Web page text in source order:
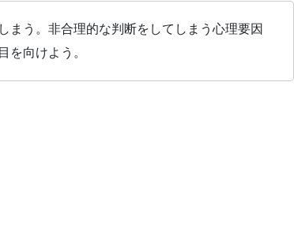
まう。非合理的な判断をしてしまう心理要因
を向けよう。